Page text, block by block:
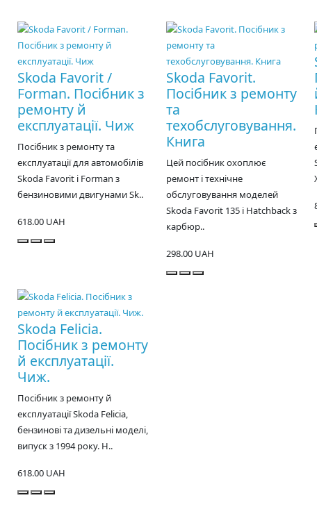
Skoda Favorit /
Forman. Посібник з
ремонту й
експлуатації. Чиж
Посібник з ремонту та
експлуатації для автомобілів
Skoda Favorit і Forman з
бензиновими двигунами Sk..
618.00 UAH
Skoda Favorit.
Посібник з ремонту
та
техобслуговування.
Книга
Цей посібник охоплює
ремонт і технічне
обслуговування моделей
Skoda Favorit 135 і Hatchback з
карбюр..
298.00 UAH
Skoda Felicia.
Посібник з ремонту
й експлуатації.
Чиж.
Посібник з ремонту й
експлуатації Skoda Felicia,
бензинові та дизельні моделі,
випуск з 1994 року. Н..
618.00 UAH